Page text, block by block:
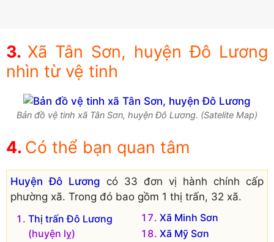
Xã Tân Sơn, huyện Đô Lương
nhìn từ vệ tinh
Bản đồ vệ tinh xã Tân Sơn, huyện Đô Lương. (Satelite Map)
Có thể bạn quan tâm
Huyện Đô Lương có 33 đơn vị hành chính cấp
phường xã. Trong đó bao gồm 1 thị trấn, 32 xã.
Thị trấn Đô Lương
(huyện lỵ)
Xã Minh Sơn
Xã Mỹ Sơn